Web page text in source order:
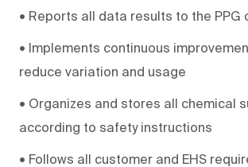
• Reports all data results to the PPG
• Implements continuous
reduce variation and usage
• Organizes and stores all chemical
according to safety instructions
• Follows all customer and EHS